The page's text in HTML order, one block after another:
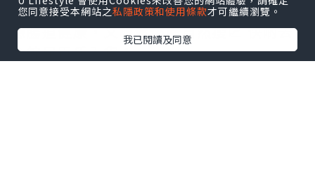
想腸道健康，又輕鬆燃脂自然瘦📈 快啲去
全線屈臣氏入貨！
您同意接受本網站之私隱政策和使用條款才可繼續瀏覽。
我已閱讀及同意